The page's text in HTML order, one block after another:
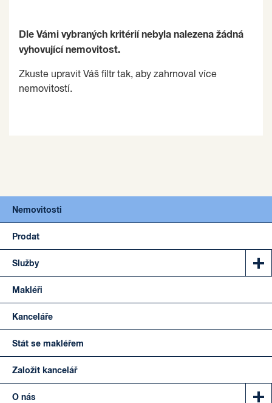
Dle Vámi vybraných kritérií nebyla nalezena žádná
vyhovující nemovitost.
Zkuste upravit Váš filtr tak, aby zahrnoval více
nemovitostí.
Nemovitosti
Prodat
Služby
Makléři
Kanceláře
Stát se makléřem
Založit kancelář
O nás